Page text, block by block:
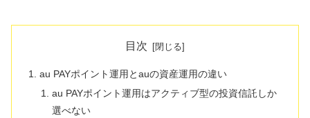
目次
au PAYポイント運用とauの資産運用の違い
au PAYポイント運用はアクティブ型の投資信託しか
選べない